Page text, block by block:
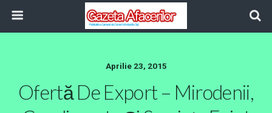
Aprilie 23, 2015
Ofertă De Export – Mirodenii,